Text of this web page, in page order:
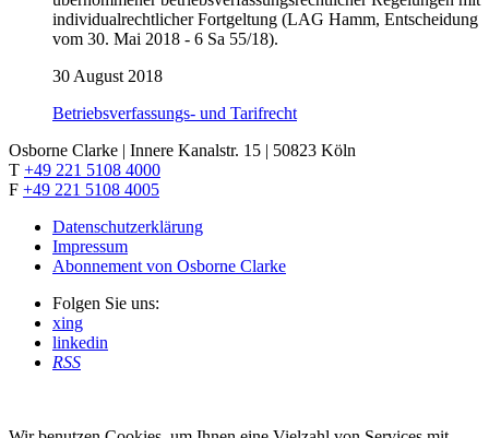
individualrechtlicher Fortgeltung (LAG Hamm, Entscheidung
vom 30. Mai 2018 - 6 Sa 55/18).
30 August 2018
Betriebsverfassungs- und Tarifrecht
Osborne Clarke | Innere Kanalstr. 15 | 50823 Köln
T +49 221 5108 4000
F +49 221 5108 4005
Datenschutzerklärung
Impressum
Abonnement von Osborne Clarke
Folgen Sie uns:
xing
linkedin
RSS